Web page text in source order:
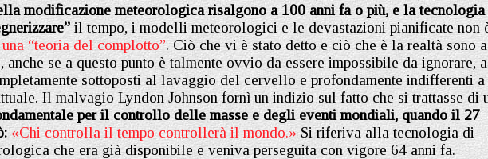
modificazione meteorologica risalgono a 100 anni fa o più, e la tecnologia
il tempo, i modelli meteorologici e le devastazioni pianificate non
“teoria del complotto”. Ciò che vi è stato detto e ciò che è la realtà sono
se a questo punto è talmente ovvio da essere impossibile da ignorare, a
sottoposti al lavaggio del cervello e profondamente indifferenti a
Il malvagio Lyndon Johnson fornì un indizio sul fatto che si trattasse di
per il controllo delle masse e degli eventi mondiali, quando il 27
«Chi controlla il tempo controllerà il mondo.»Si riferiva alla tecnologia di
che era già disponibile e veniva perseguita con vigore 64 anni fa.